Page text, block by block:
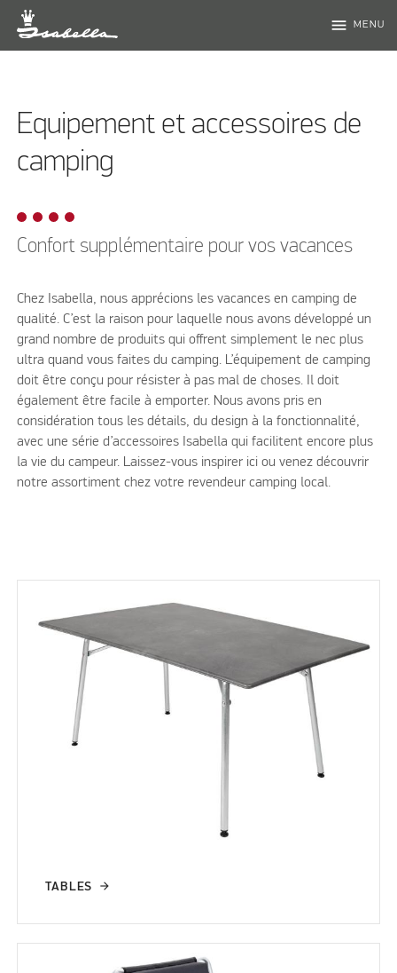
menu MENU
Equipement et accessoires de
camping
Confort supplémentaire pour vos vacances
Chez Isabella, nous apprécions les vacances en camping de
qualité. C’est la raison pour laquelle nous avons développé un
grand nombre de produits qui offrent simplement le nec plus
ultra quand vous faites du camping. L’équipement de camping
doit être conçu pour résister à pas mal de choses. Il doit
également être facile à emporter. Nous avons pris en
considération tous les détails, du design à la fonctionnalité,
avec une série d’accessoires Isabella qui facilitent encore plus
la vie du campeur. Laissez-vous inspirer ici ou venez découvrir
notre assortiment chez votre revendeur camping local.
TABLES